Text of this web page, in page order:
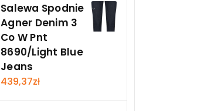
Salewa Spodnie
Agner Denim 3
Co W Pnt
8690/Light Blue
Jeans
439,37zł